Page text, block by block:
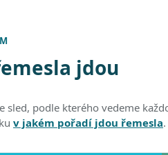
jdou
sled, podle kterého vedeme
v jakém pořadí jdou řemesla.